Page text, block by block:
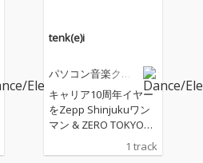
tenk(e)i
パソコン音楽クラ
キャリア10周年イヤー
をZepp Shinjukuワン
マン & ZERO TOKYO公
演で千秋楽を迎えるパ
ソコン音楽クラブ。10
1 track